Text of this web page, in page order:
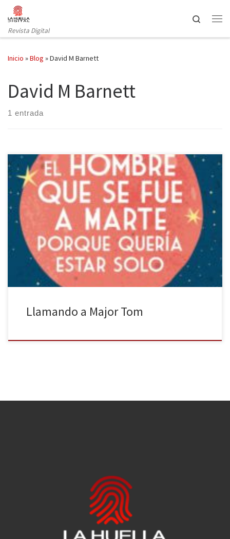
Saltar al contenido
Revista Digital
Search
Inicio »Blog »David M Barnett
David M Barnett
1 entrada
Todos, en algún momento de nuestra vida, nos hemos sentido
abrumados por el mundo y hemos tenido la imperiosa necesidad
de evadirnos de él. Para ello empleamos diversos métodos: ver
una serie de televisión o una película, leer un libro, escuchar
música, jugar a un videojuego o, simplemente, tumbarnos en […]
Llamando a Major Tom